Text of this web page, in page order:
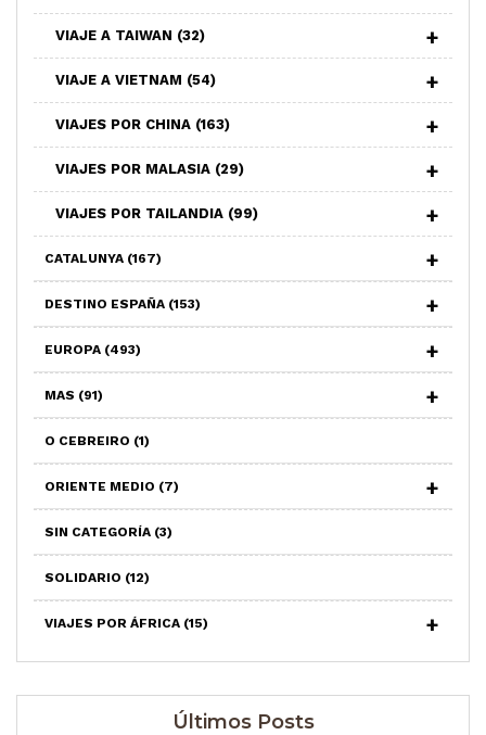
VIAJE A TAIWAN (32)
VIAJE A VIETNAM (54)
VIAJES POR CHINA (163)
VIAJES POR MALASIA (29)
VIAJES POR TAILANDIA (99)
CATALUNYA (167)
DESTINO ESPAÑA (153)
EUROPA (493)
MAS (91)
O CEBREIRO (1)
ORIENTE MEDIO (7)
SIN CATEGORÍA (3)
SOLIDARIO (12)
VIAJES POR ÁFRICA (15)
Últimos Posts